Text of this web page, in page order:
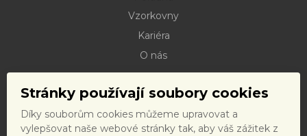
Stránky používají soubory cookies
Díky souborům cookies můžeme upravovat a
vylepšovat naše webové stránky tak, aby váš zážitek z
Vzorkovny
Kariéra
O nás
Dokumenty ke stažení
Doprava